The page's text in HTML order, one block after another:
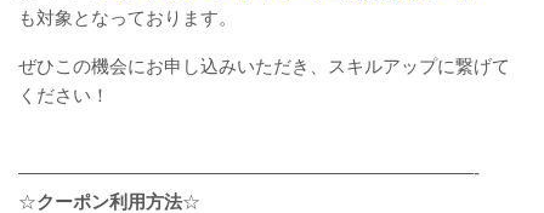
も対象となっております。
ぜひこの機会にお申し込みいただき、
スキルアップに繋げて
ください！
—————————————————————————-
☆クーポン利用方法☆